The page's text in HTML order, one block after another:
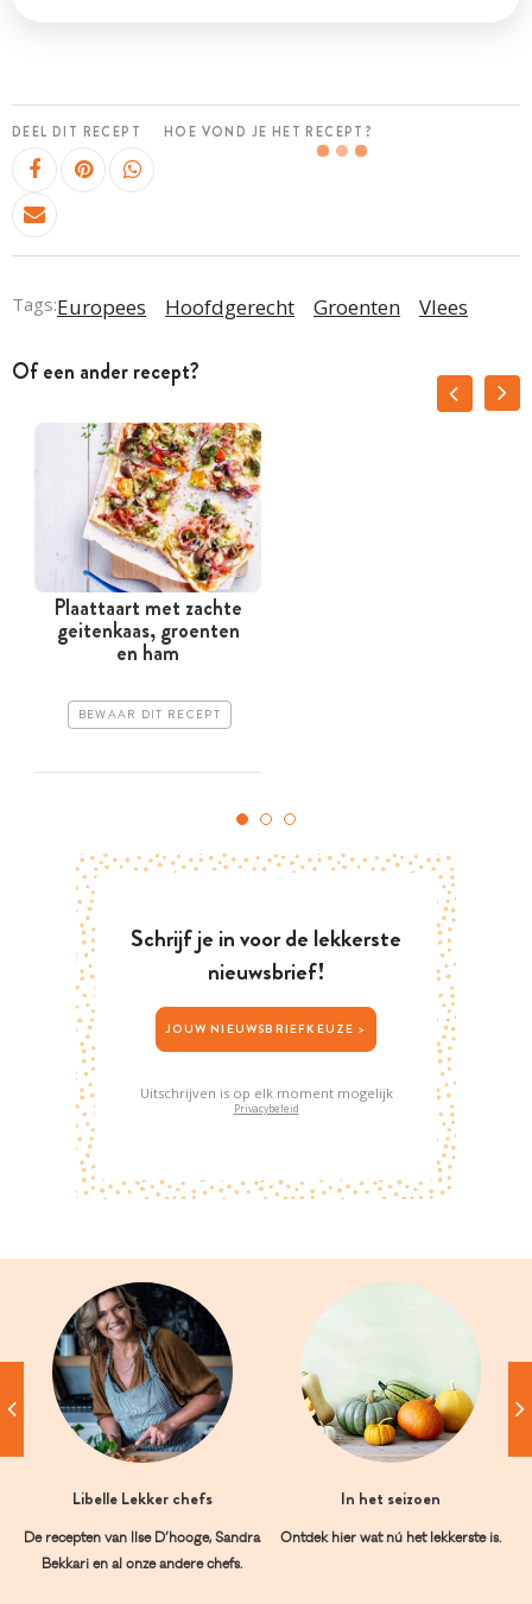
DEEL DIT RECEPT HOE VOND JE HET RECEPT?
Tags:Europees Hoofdgerecht Groenten Vlees
Of een ander recept?
Plaattaart met zachte
geitenkaas, groenten
en ham
BEWAAR DIT RECEPT
Schrijf je in voor de lekkerste
nieuwsbrief!
JOUW NIEUWSBRIEFKEUZE >
Uitschrijven is op elk moment mogelijk
Privacybeleid
Libelle Lekker chefs
De recepten van Ilse D’hooge, Sandra
Bekkari en al onze andere chefs.
In het seizoen
Ontdek hier wat nú het lekkerste is.